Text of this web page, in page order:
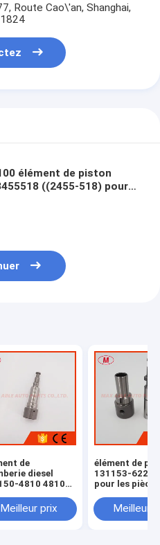
Route Cao\'an, Shanghai,
élément de piston
((2455-518) pour
de
diesel
4810 4810
33/34
Meilleur prix
élément de
131153-6220
pour les
combustible
Meilleur